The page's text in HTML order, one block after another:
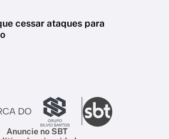
cessar ataques para
Anuncie no SBT